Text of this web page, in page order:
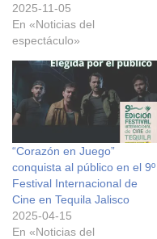
2025-11-05
En «Noticias del
espectáculo»
“Corazón en Juego”
conquista al público en el 9º
Festival Internacional de
Cine en Tequila Jalisco
2025-04-15
En «Noticias del